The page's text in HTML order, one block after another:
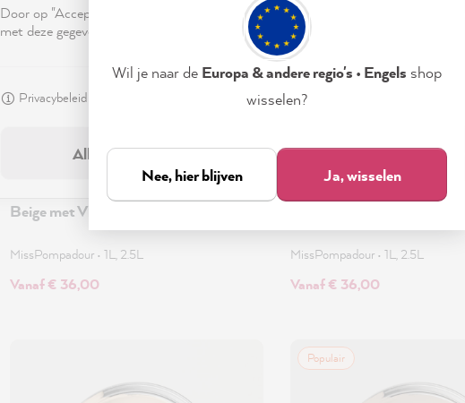
Beige met Vlothout
MissPompadour • 1L, 2.5L
Vanaf € 36,00
MissPompadour • 1L, 2.5L
Vanaf € 36,00
Populair
Door op "Accepteren & sluiten" te klikken, ga je vrijwillig akkoord (op elk moment
met deze gegevensverwerking.
Privacybeleid
Accepteren &
Alleen noodzakelijk
Wil je naar de Europa & andere regio's • Engels shop
wisselen?
Nee, hier blijven Ja, wisselen